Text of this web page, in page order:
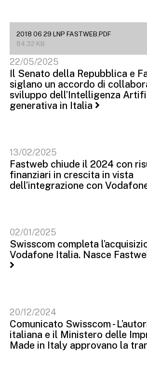
2018 06 29 LNP FASTWEB.PDF
84.32 KB
22/05/2025
Il Senato della Repubblica e
siglano un accordo di
sviluppo dell’Intelligenza
generativa in Italia
13/02/2025
Fastweb chiude il 2024 con
finanziari in crescita in vista
dell’integrazione con
02/01/2025
Swisscom completa
Vodafone Italia. Nasce
20/12/2024
Comunicato Swisscom -
italiana e il Ministero delle
Made in Italy approvano la